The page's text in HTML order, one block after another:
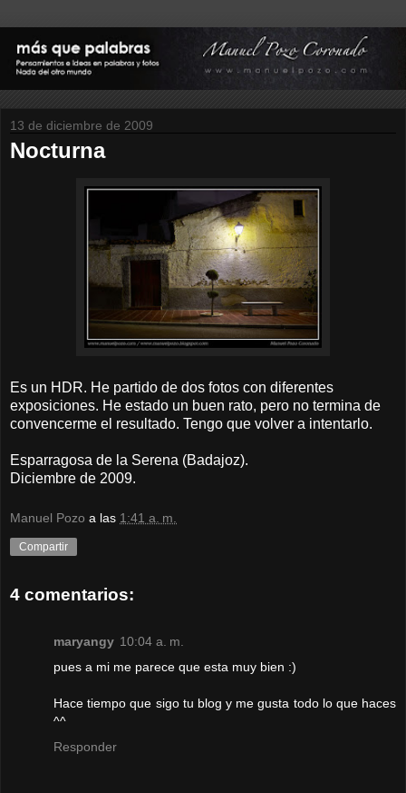
13 de diciembre de 2009
Nocturna
Es un HDR. He partido de dos fotos con diferentes
exposiciones. He estado un buen rato, pero no termina de
convencerme el resultado. Tengo que volver a intentarlo.
Esparragosa de la Serena (Badajoz).
Diciembre de 2009.
Manuel Pozo a las 1:41 a. m.
Compartir
4 comentarios:
maryangy 10:04 a. m.
pues a mi me parece que esta muy bien :)
Hace tiempo que sigo tu blog y me gusta todo lo que haces
^^
Responder